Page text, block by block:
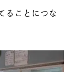
ることにつな